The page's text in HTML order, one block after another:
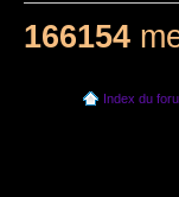
166154
Index du